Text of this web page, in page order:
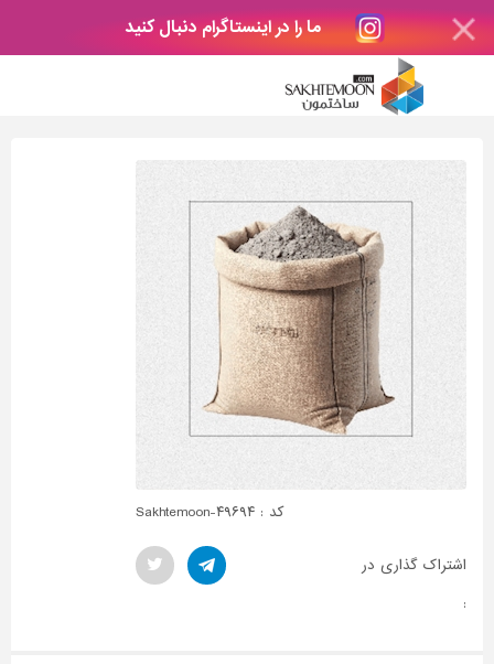
ما را در اینستاگرام دنبال کنید
کد : Sakhtemoon-۴۹۶۹۴
اشتراک گذاری در
: